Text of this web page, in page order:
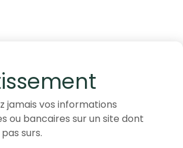
jamais vos informations
ou bancaires sur un site dont
surs.